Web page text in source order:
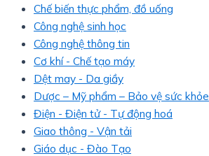
Chế biến thực phẩm, đồ uống
Công nghệ sinh học
Công nghệ thông tin
Cơ khí - Chế tạo máy
Dệt may - Da giầy
Dược – Mỹ phẩm – Bảo vệ sức khỏe
Điện - Điện tử - Tự động hoá
Giao thông - Vận tải
Giáo dục - Đào Tạo